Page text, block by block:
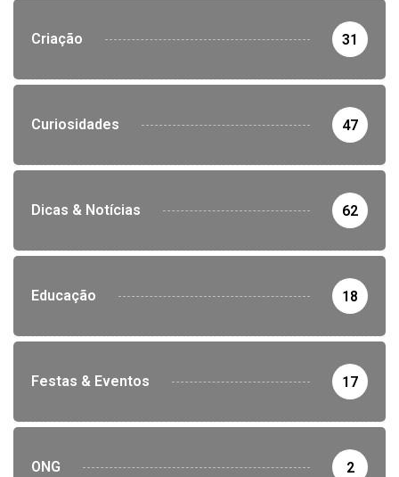
Criação 31
Curiosidades 47
Dicas & Notícias 62
Educação 18
Festas & Eventos 17
ONG 2